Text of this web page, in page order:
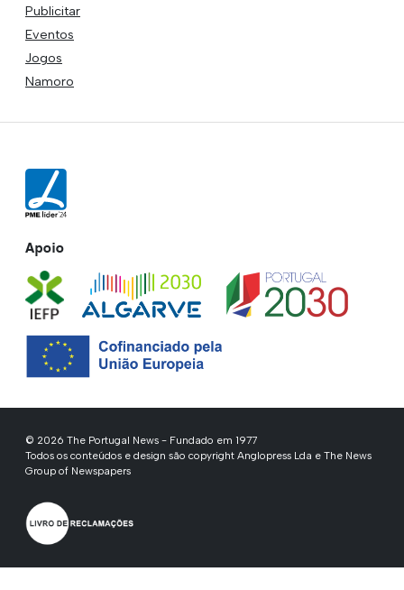
Publicitar
Eventos
Jogos
Namoro
Apoio
© 2026 The Portugal News - Fundado em 1977
Todos os conteúdos e design são copyright Anglopress Lda e The News
Group of Newspapers